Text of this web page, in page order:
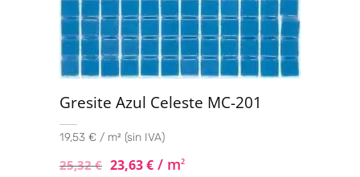
Gresite Azul Celeste MC-201
19,53 € / m² (sin IVA)
25,32€ 23,63€ / m2